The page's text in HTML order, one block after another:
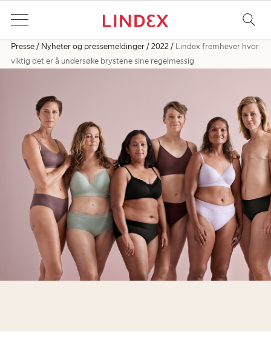
Presse Nyheter og pressemeldinger 2022
Lindex fremhever hvor
viktig det er å undersøke brystene sine regelmessig